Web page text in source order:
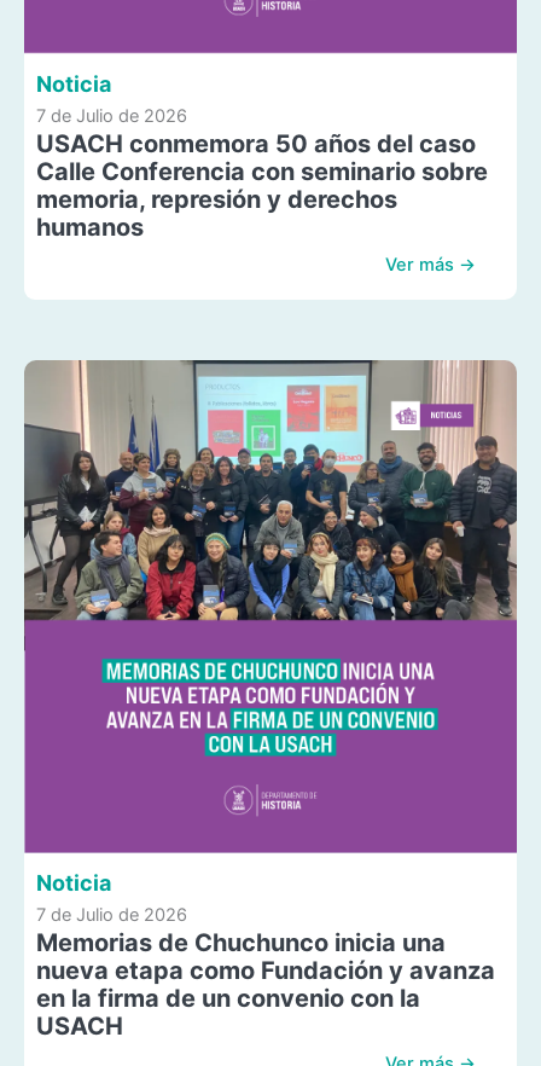
Noticia
7 de Julio de 2026
USACH conmemora 50 años del caso
Calle Conferencia con seminario sobre
memoria, represión y derechos
humanos
Ver más →
Noticia
7 de Julio de 2026
Memorias de Chuchunco inicia una
nueva etapa como Fundación y avanza
en la firma de un convenio con la
USACH